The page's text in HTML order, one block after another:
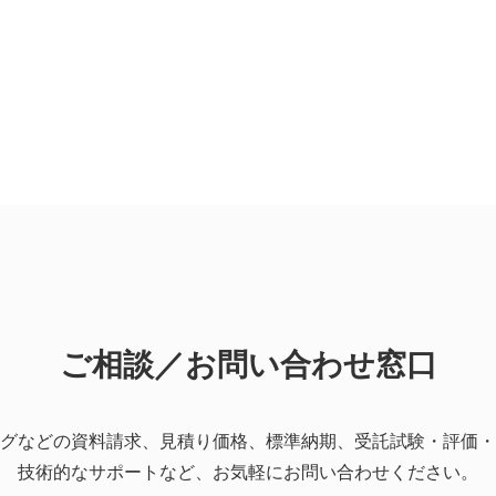
ご相談／お問い合わせ窓口
などの資料請求、見積り価格、標準納期、受託試験・評価
技術的なサポートなど、お気軽にお問い合わせください。